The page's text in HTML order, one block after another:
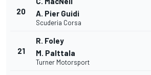
20
A. Pier Guidi
Scuderia Corsa
21
R. Foley
M. Palttala
Turner Motorsport